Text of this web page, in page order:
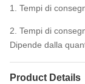
1. Tempi di
2. Tempi di
Dipende dalla
Product Details